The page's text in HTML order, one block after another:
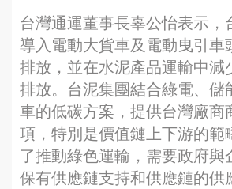
台灣通運董事長辜公怡表示，
導入電動大貨車及電動曳引車
排放，並在水泥產品運輸中減
排放。台泥集團結合綠電、儲
車的低碳方案，提供台灣廠商
項，特別是價值鏈上下游的範
了推動綠色運輸，需要政府與
保有供應鏈支持和供應鏈的供